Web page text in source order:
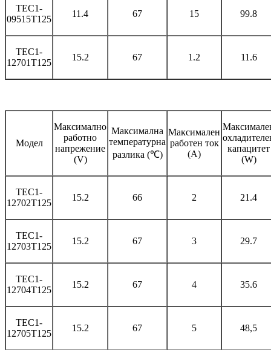
TEC1-
09515T125
11.4 67 15 99.8
TEC1-
12701T125
15.2 67 1.2 11.6
Модел
Максимално
работно
напрежение
(V)
Максимална
температурна
разлика (℃)
Максимален
работен ток
(A)
капацитет
(W)
TEC1-
12702T125
15.2 66 2 21.4
TEC1-
12703T125
15.2 67 3 29.7
TEC1-
12704T125
15.2 67 4 35.6
TEC1-
12705T125
15.2 67 5 48,5